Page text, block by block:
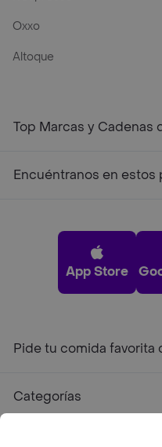
Oxxo
Altoque
Top Marcas y Cadenas
Encuéntranos en estos
App Store
Pide tu comida favorita
Categorías